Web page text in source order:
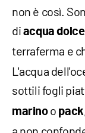
non è così.
di acqua dolce
terraferma e
L'acqua
sottili fogli
marinoo pack